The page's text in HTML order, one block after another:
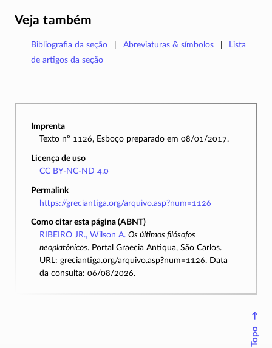
Veja também
Bibliografia da seção Abreviaturas & símbolos
Lista
de artigos da seção
Imprenta
Texto nº 1126, Esboço preparado em 08/01/2017.
Licença de uso
CC BY-NC-ND 4.0
Permalink
https://greciantiga.org/arquivo.asp?num=1126
Como citar esta página (ABNT)
RIBEIRO JR., Wilson A. Os últimos filósofos
neoplatônicos. Portal Graecia Antiqua, São Carlos.
URL: greciantiga.org/arquivo.asp?num=1126. Data
da consulta: 06/08/2026.
↑
Topo